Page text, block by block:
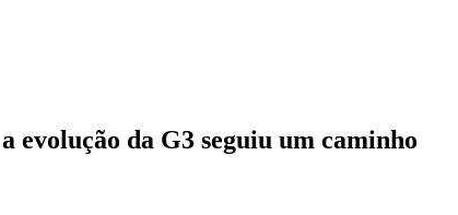
evolução da G3 seguiu um caminho